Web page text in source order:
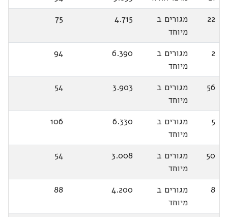
22
מגורים ב
מיוחד
4.715
75
2
מגורים ב
מיוחד
6.390
94
56
מגורים ב
מיוחד
3.903
54
5
מגורים ב
מיוחד
6.330
106
50
מגורים ב
מיוחד
3.008
54
8
מגורים ב
מיוחד
4.200
88